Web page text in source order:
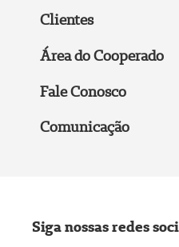
Clientes
Área do Cooperado
Fale Conosco
Comunicação
Siga nossas redes